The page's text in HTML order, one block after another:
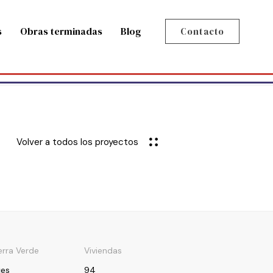
Obras terminadas Blog Contacto
Volver a todos los proyectos
Verde
Viviendas
94